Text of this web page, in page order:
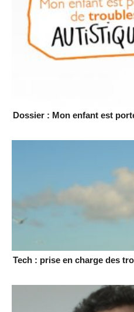
Dossier : Mon enfant est
Tech : prise en charge des